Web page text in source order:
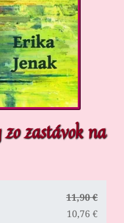
zastávok na
11,90 €
10,76 €